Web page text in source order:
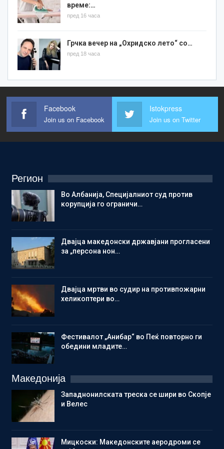
време:…
пред 16 часа
Грчка вечер на „Охридско лето“ со…
пред 18 часа
Facebook
Join us on Facebook
Istokpress
Join us on Twitter
Регион
Во Албанија, Специјалниот суд против
корупција го ограничи…
Двајца македонски државјани прогласени
за „персона нон…
Двајца мртви во судир на противпожарни
хеликоптери во…
Фестивалот „Анибар“ во Пеќ повторно ги
обедини младите…
Македонија
Западнонилската треска се шири во Скопје
и Велес
Мицкоски: Македонските аеродроми се